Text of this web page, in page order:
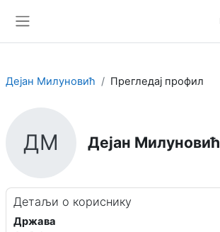
Дејан Милуновић Прегледај профил
ДМ Дејан Милуновић
Профил корисника
Главни блокови
Детаљи о кориснику
Држава